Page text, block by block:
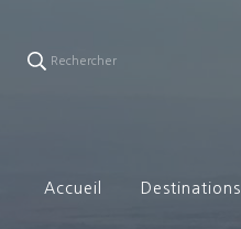
Rechercher
Accueil Destinations